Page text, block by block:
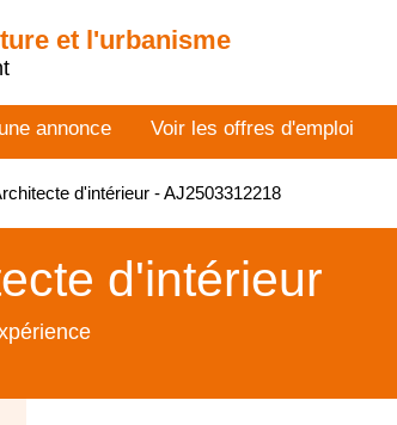
et l'urbanisme
annonce Voir les offres d'emploi
d'intérieur - AJ2503312218
d'intérieur